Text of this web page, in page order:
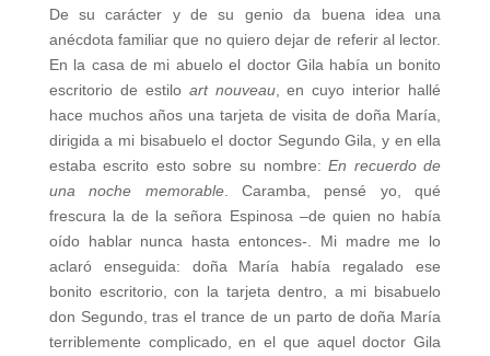
De su carácter y de su genio da buena idea una
anécdota familiar que no quiero dejar de referir al lector.
En la casa de mi abuelo el doctor Gila había un bonito
escritorio de estilo art nouveau, en cuyo interior hallé
hace muchos años una tarjeta de visita de doña María,
dirigida a mi bisabuelo el doctor Segundo Gila, y en ella
estaba escrito esto sobre su nombre:En recuerdo de
una noche memorable. Caramba, pensé yo, qué
frescura la de la señora Espinosa –de quien no había
oído hablar nunca hasta entonces-. Mi madre me lo
aclaró enseguida: doña María había regalado ese
bonito escritorio, con la tarjeta dentro, a mi bisabuelo
don Segundo, tras el trance de un parto de doña María
terriblemente complicado, en el que aquel doctor Gila